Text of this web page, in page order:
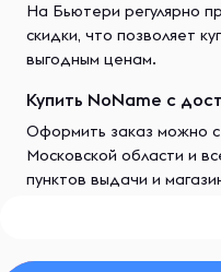
На Бьютери регулярно
скидки, что позволяет
выгодным ценам.
Купить NoName с
Оформить заказ можно
Московской области и
пунктов выдачи и